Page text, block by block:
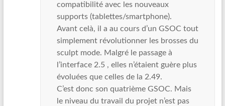
compatibilité avec les nouveaux
supports (tablettes/smartphone).
Avant celà, il a au cours d’un GSOC tout
simplement révolutionner les brosses du
sculpt mode. Malgré le passage à
l’interface 2.5 , elles n’étaient guère plus
évoluées que celles de la 2.49.
C’est donc son quatrième GSOC. Mais
le niveau du travail du projet n’est pas